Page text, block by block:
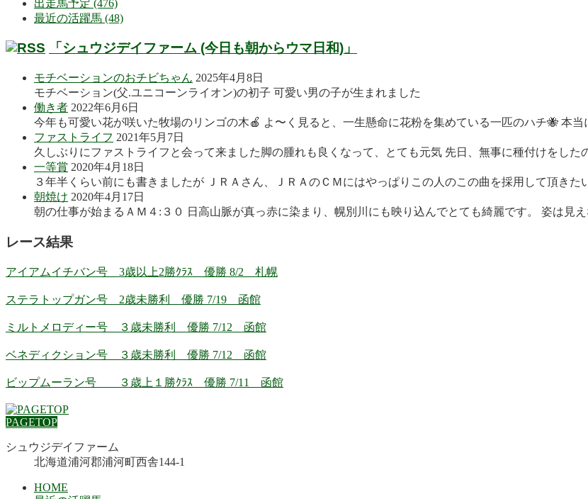
出走馬予定 (476)
最近の活躍馬 (48)
「シュウジデイファーム (今日も朝からウマ日和)」
モチベーションのおチビちゃん 2025年4月8日
モチベーション(父.ユニコーンライオン)の初子 可愛い男の子が生まれました
働き者 2022年6月6日
今年も可愛い花が咲いた牧場のリンゴの木🍎 よ〜く見ると、一生懸命に花粉を集めている一匹のハチ🐝 本
ファストライフ 2021年5月7日
久しぶりにファストライフと会って来ました脚の腫れも良くなって、とても元気 先日、無事に種付けをし
一等賞 2020年4月18日
３年半くらい前にも書きましたが ＪＲＡさん、ＪＲＡのＣＭにはやっぱりこの人のこの曲を採用して頂き
朝焼け 2020年4月17日
朝の仕事が始まるＡＭ４:３０ 日高山脈が真っ赤に染まり、幌別川にも映り込んでとても綺麗です。 姿は見
レース結果
アイアムイチバン号 3歳以上2勝ｸﾗｽ 優勝 8/2 札幌
ステラトップガン号 2歳未勝利 優勝 7/19 函館
ミルトメロディー号 ３歳未勝利 優勝 7/12 函館
ベネディクション号 ３歳未勝利 優勝 7/12 函館
ビップムーラン号 ３歳上１勝ｸﾗｽ 優勝 7/11 函館
PAGETOP
シュウジデイファーム
北海道浦河郡浦河町西舎144-1
HOME